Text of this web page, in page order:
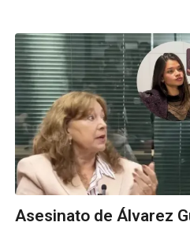
Asesinato de Álvarez